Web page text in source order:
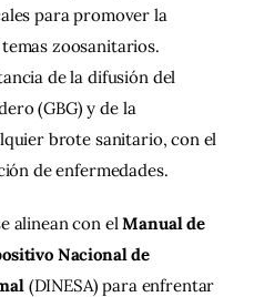
para promover la
zoosanitarios.
de la difusión del
(GBG) y de la
brote sanitario, con el
de enfermedades.
alinean con el Manual de
Nacional de
(DINESA) para enfrentar